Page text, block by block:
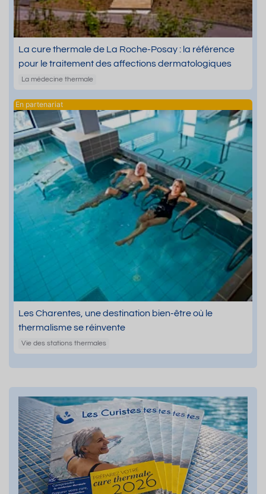
La cure thermale de La Roche-Posay : la référence
pour le traitement des affections dermatologiques
La médecine thermale
Les Charentes, une destination bien-être où le
thermalisme se réinvente
Vie des stations thermales